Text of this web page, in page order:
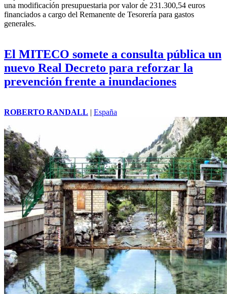
una modificación presupuestaria por valor de 231.300,54 euros
financiados a cargo del Remanente de Tesorería para gastos
generales.
El MITECO somete a consulta pública un
nuevo Real Decreto para reforzar la
prevención frente a inundaciones
ROBERTO RANDALL | España